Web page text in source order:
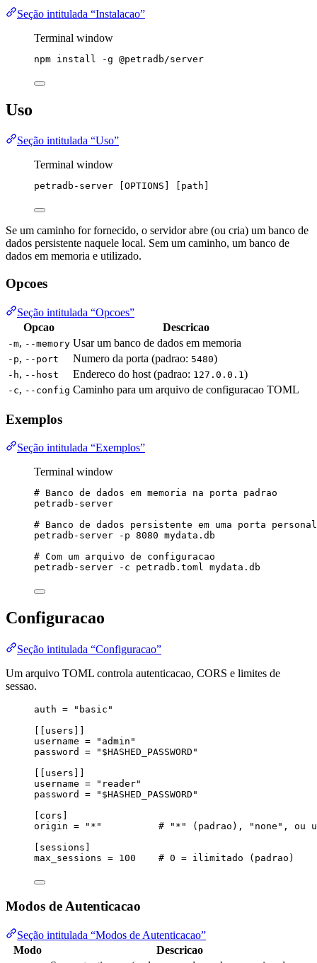
Seção intitulada “Instalacao”
Terminal window
npm install -g @petradb/server
Uso
Seção intitulada “Uso”
Terminal window
petradb-server [OPTIONS] [path]
Se um caminho for fornecido, o servidor abre (ou cria) um banco de
dados persistente naquele local. Sem um caminho, um banco de
dados em memoria e utilizado.
Opcoes
Seção intitulada “Opcoes”
Opcao
Descricao
-m, --memory Usar um banco de dados em memoria
-p, --port Numero da porta (padrao: 5480)
-h, --host Endereco do host (padrao: 127.0.0.1 )
-c, --config Caminho para um arquivo de configuracao TOML
Exemplos
Seção intitulada “Exemplos”
Terminal window
# Banco de dados em memoria na porta padrao
petradb-server
# Banco de dados persistente em uma porta
petradb-server
-p 8080 mydata.db
# Com um arquivo de configuracao
petradb-server
-c petradb.toml mydata.db
Configuracao
Seção intitulada “Configuracao”
Um arquivo TOML controla autenticacao, CORS e limites de
sessao.
auth = " basic "
[[users]]
username = " admin "
password
= " $HASHED_PASSWORD "
[[users]]
username = " reader"
password
= " $HASHED_PASSWORD "
[cors]
origin = " * "
# "*" (padrao), "none", ou
[sessions]
max_sessions = 100 # 0 = ilimitado (padrao)
Modos de Autenticacao
Seção intitulada “Modos de Autenticacao”
Modo
Descricao